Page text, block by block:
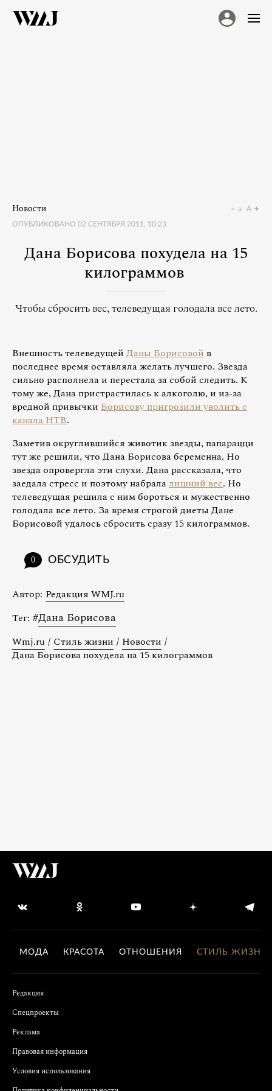
Новости
ОПУБЛИКОВАНО 02 СЕНТЯБРЯ 2011, 10:23
a A
Дана Борисова похудела на 15
килограммов
Чтобы сбросить вес, телеведущая голодала все лето.
Внешность телеведущей Даны Борисовой в
последнее время оставляла желать лучшего. Звезда
сильно располнела и перестала за собой следить. К
тому же, Дана пристрастилась к алкоголю, и из-за
вредной привычки Борисову пригрозили уволить с
канала НТВ.
Заметив округлившийся животик звезды, папарацци
тут же решили, что Дана Борисова беременна. Но
звезда опровергла эти слухи. Дана рассказала, что
заедала стресс и поэтому набралалишний вес. Но
телеведущая решила с ним бороться и мужественно
голодала все лето. За время строгой диеты Дане
Борисовой удалось сбросить сразу 15 килограммов.
0 ОБСУДИТЬ
Автор: Редакция WMJ.ru
Тег: #Дана Борисова
Wmj.ru / Стиль жизни / Новости /
Дана Борисова похудела на 15 килограммов
МОДА КРАСОТА ОТНОШЕНИЯ СТИЛЬ ЖИЗНИ
Редакция
Спецпроекты
Реклама
Правовая информация
Условия использования